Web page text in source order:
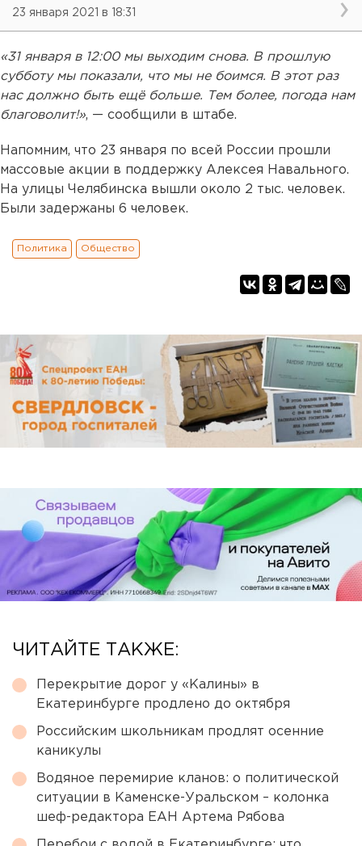
23 января 2021 в 18:31
«31 января в 12:00 мы выходим снова. В прошлую
субботу мы показали, что мы не боимся. В этот раз
нас должно быть ещё больше. Тем более, погода нам
благоволит!», — сообщили в штабе.
Напомним, что 23 января по всей России прошли
массовые акции в поддержку Алексея Навального.
На улицы Челябинска вышли около 2 тыс. человек.
Были задержаны 6 человек.
Политика Общество
ЧИТАЙТЕ ТАКЖЕ:
Перекрытие дорог у «Калины» в
Екатеринбурге продлено до октября
Российским школьникам продлят осенние
каникулы
Водяное перемирие кланов: о политической
ситуации в Каменске-Уральском – колонка
шеф-редактора ЕАН Артема Рябова